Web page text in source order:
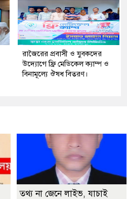
রাজৈরের‌ প্রবাসী ও যুবকদের
উদ্যোগে ফ্রি মেডিকেল ক্যাম্প ও
বিনামূল্যে ঔষধ বিতরণ।
তথ্য না জেনে লাইভ, যাচাই